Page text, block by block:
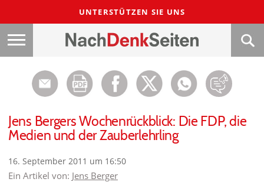
UNTERSTÜTZEN SIE UNS
Jens Bergers Wochenrückblick: Die FDP, die
Medien und der Zauberlehrling
16. September 2011 um 16:50
Ein Artikel von: Jens Berger